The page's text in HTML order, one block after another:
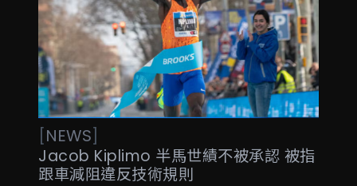
[NEWS]
Jacob Kiplimo 半馬世績不被承認 被指
跟車減阻違反技術規則